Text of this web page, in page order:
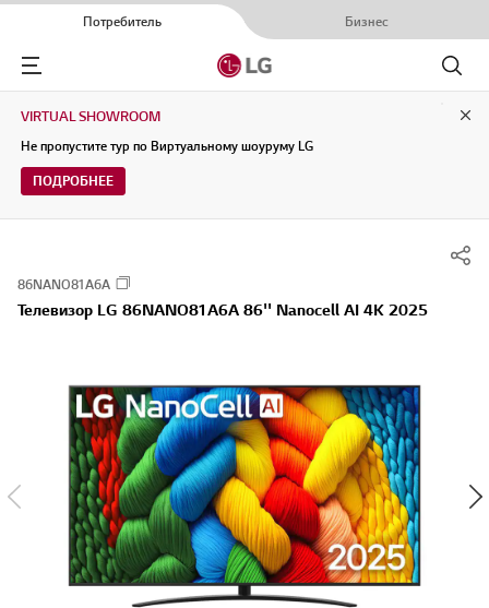
Потребитель Бизнес
Menu
Поиск
VIRTUAL SHOWROOM
Не пропустите тур по Виртуальному шоуруму LG
ПОДРОБНЕЕ
86NANO81A6A
Телевизор LG 86NANO81A6A 86'' Nanocell AI 4K 2025